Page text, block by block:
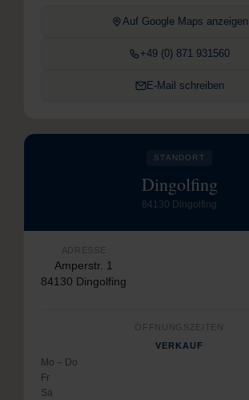
Auf Google Maps anzeigen
+49 (0) 871 931560
E-Mail schreiben
STANDORT
Dingolfing
84130 Dingolfing
ADRESSE
Amperstr. 1
84130 Dingolfing
ÖFFNUNGSZEITEN
VERKAUF
Mo – Do
Fr
Sa